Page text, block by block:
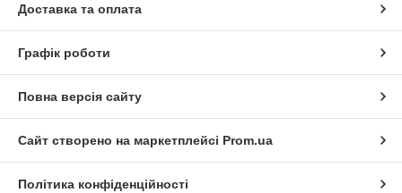
Доставка та оплата
Графік роботи
Повна версія сайту
Сайт створено на маркетплейсі Prom.ua
Політика конфіденційності